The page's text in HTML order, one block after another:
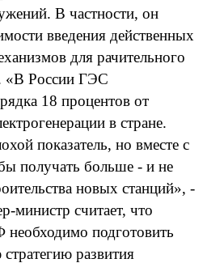
В частности, он
введения действенных
для рачительного
«В России ГЭС
18 процентов от
в стране.
показатель, но вместе с
получать больше - и не
новых станций», -
министр считает, что
необходимо подготовить
развития